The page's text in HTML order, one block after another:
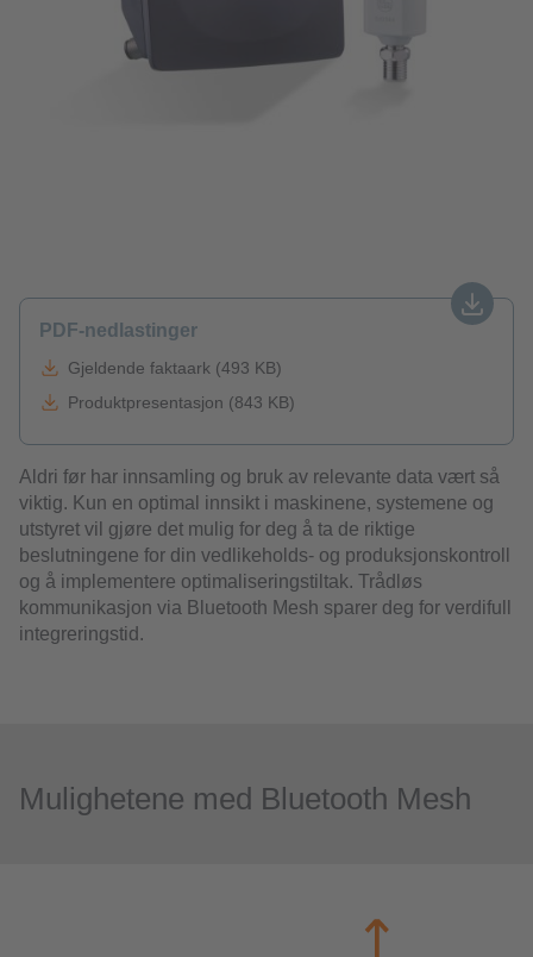
PDF-nedlastinger
Gjeldende faktaark (493 KB)
Produktpresentasjon (843 KB)
Aldri før har innsamling og bruk av relevante data vært så
viktig. Kun en optimal innsikt i maskinene, systemene og
utstyret vil gjøre det mulig for deg å ta de riktige
beslutningene for din vedlikeholds- og produksjonskontroll
og å implementere optimaliseringstiltak. Trådløs
kommunikasjon via Bluetooth Mesh sparer deg for verdifull
integreringstid.
Mulighetene med Bluetooth Mesh